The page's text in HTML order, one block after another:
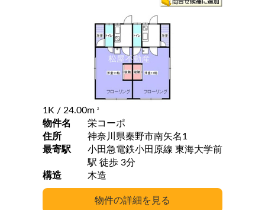
1K / 24.00m 2
物件名
栄コーポ
住所
神奈川県秦野市南矢名1
最寄駅
小田急電鉄小田原線 東海大学前
駅 徒歩 3分
構造
木造